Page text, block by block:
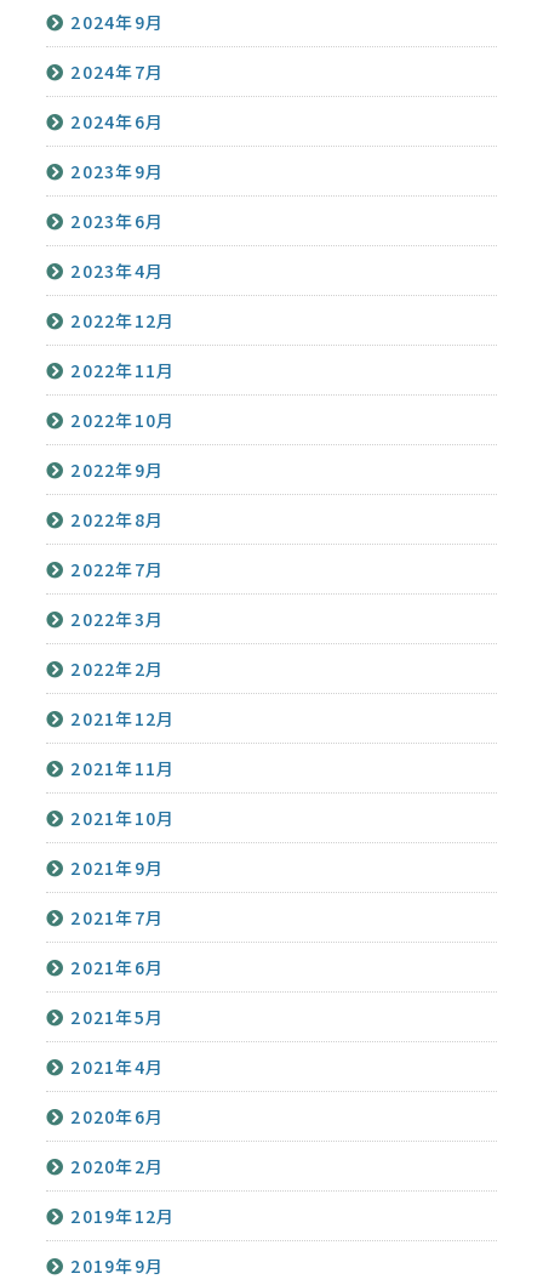
2024年9月
2024年7月
2024年6月
2023年9月
2023年6月
2023年4月
2022年12月
2022年11月
2022年10月
2022年9月
2022年8月
2022年7月
2022年3月
2022年2月
2021年12月
2021年11月
2021年10月
2021年9月
2021年7月
2021年6月
2021年5月
2021年4月
2020年6月
2020年2月
2019年12月
2019年9月